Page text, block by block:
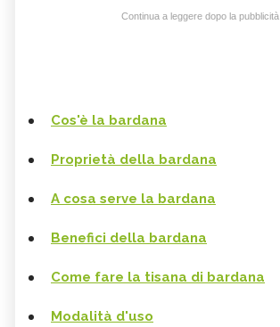
Continua a leggere dopo la pubblicità
Cos'è la bardana
Proprietà della bardana
A cosa serve la bardana
Benefici della bardana
Come fare la tisana di bardana
Modalità d'uso